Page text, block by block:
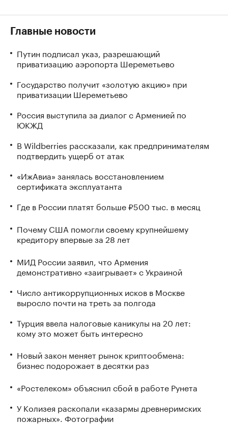
Главные новости
Путин подписал указ, разрешающий
приватизацию аэропорта Шереметьево
Государство получит «золотую акцию» при
приватизации Шереметьево
Россия выступила за диалог с Арменией по
ЮКЖД
В Wildberries рассказали, как предпринимателям
подтвердить ущерб от атак
«ИжАвиа» занялась восстановлением
сертификата эксплуатанта
Где в России платят больше ₽500 тыс. в месяц
Почему США помогли своему крупнейшему
кредитору впервые за 28 лет
МИД России заявил, что Армения
демонстративно «заигрывает» с Украиной
Число антикоррупционных исков в Москве
выросло почти на треть за полгода
Турция ввела налоговые каникулы на 20 лет:
кому это может быть интересно
Новый закон меняет рынок криптообмена:
бизнес подорожает в десятки раз
«Ростелеком» объяснил сбой в работе Рунета
У Колизея раскопали «казармы древнеримских
пожарных». Фотографии